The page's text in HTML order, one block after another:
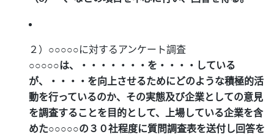
２）○○○○○に対するアンケート調査
○○○○○は、・・・・・・・を・・・・している
が、・・・・を向上させるためにどのような積極的活
動を行っているのか、その実態及び企業としての意見
を調査することを目的として、上場している企業を含
めた○○○○○の３０社程度に質問調査表を送付し回答を